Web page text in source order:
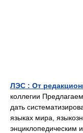
ЛЭС : От
коллегии
дать
языках мира,
энциклопедическим